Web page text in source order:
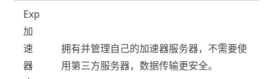
Exp
加
速
器
拥有并管理自己的加速器服务器，不需要使
用第三方服务器，数据传输更安全。